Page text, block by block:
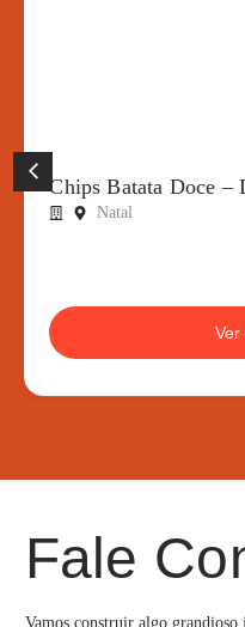
Chips Batata Doce –
Natal
Ver
Fale
Vamos construir algo grandioso